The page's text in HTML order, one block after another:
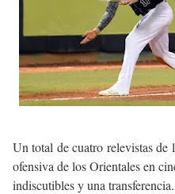
Un total de cuatro relevistas de
ofensiva de los Orientales en
indiscutibles y una transferencia.